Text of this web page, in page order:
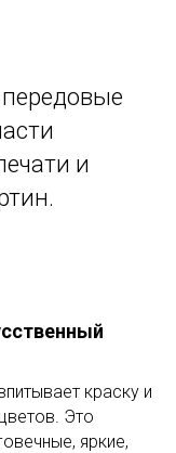
и
краску и
Это
яркие,